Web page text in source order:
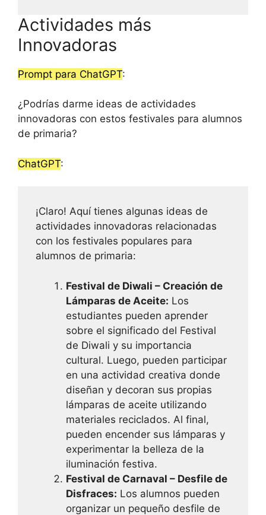
Actividades más
Innovadoras
Prompt para ChatGPT:
¿Podrías darme ideas de actividades
innovadoras con estos festivales para alumnos
de primaria?
ChatGPT:
¡Claro! Aquí tienes algunas ideas de
actividades innovadoras relacionadas
con los festivales populares para
alumnos de primaria:
Festival de Diwali – Creación de
Lámparas de Aceite: Los
estudiantes pueden aprender
sobre el significado del Festival
de Diwali y su importancia
cultural. Luego, pueden participar
en una actividad creativa donde
diseñan y decoran sus propias
lámparas de aceite utilizando
materiales reciclados. Al final,
pueden encender sus lámparas y
experimentar la belleza de la
iluminación festiva.
Festival de Carnaval – Desfile de
Disfraces: Los alumnos pueden
organizar un pequeño desfile de